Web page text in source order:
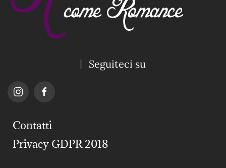
Seguiteci su
Contatti
Privacy GDPR 2018